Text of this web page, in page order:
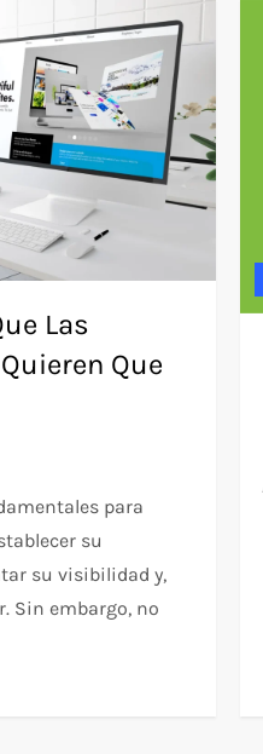
Las
Que
para
su
su visibilidad y,
Sin embargo, no